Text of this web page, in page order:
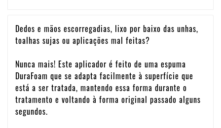
Dedos e mãos escorregadias, lixo por baixo das unhas,
toalhas sujas ou aplicações mal feitas?
Nunca mais! Este aplicador é feito de uma espuma
DuraFoam que se adapta facilmente à superfície que
está a ser tratada, mantendo essa forma durante o
tratamento e voltando à forma original passado alguns
segundos.